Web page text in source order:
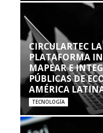
CIRCULARTEC
PLATAFORMA
MAPEAR E
PÚBLICAS DE
AMÉRICA
TECNOLOGÍA